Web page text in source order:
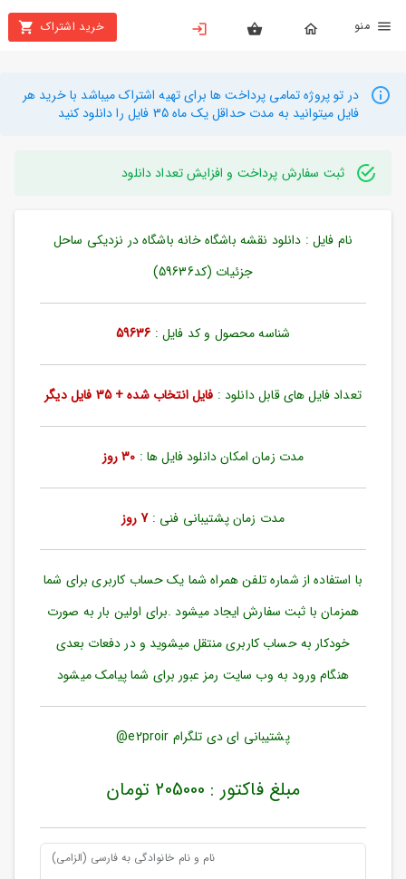
خرید اشتراک
بستن
محصولات
تهیه
راهنما
دانلود
ورود
به
بازیابی
رمز
مندی
ها
در تو پروژه تمامی پرداخت ها برای تهیه اشتراک میباشد با خرید هر
فایل میتوانید به مدت حداقل یک ماه 35 فایل را دانلود کنید
ثبت سفارش پرداخت و افزایش تعداد دانلود
نام فایل : دانلود نقشه باشگاه خانه باشگاه در نزدیکی ساحل
جزئیات (کد59636)
شناسه محصول و کد فایل : 59636
تعداد فایل های قابل دانلود : فایل انتخاب شده + 35 فایل دیگر
مدت زمان امکان دانلود فایل ها : 30 روز
مدت زمان پشتیبانی فنی :7 روز
با استفاده از شماره تلفن همراه شما یک حساب کاربری برای شما
همزمان با ثبت سفارش ایجاد میشود .برای اولین بار به صورت
خودکار به حساب کاربری منتقل میشوید و در دفعات بعدی
هنگام ورود به وب سایت رمز عبور برای شما پیامک میشود
پشتیبانی ای دی تلگرام e2proir@
مبلغ فاکتور : 205000 تومان
نام و نام خانوادگی به فارسی (الزامی)